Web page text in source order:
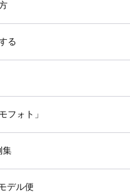
る
フォト」
集
デル便